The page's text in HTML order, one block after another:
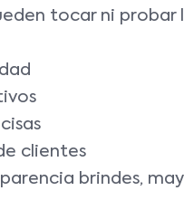
tocar ni
clientes
brindes,